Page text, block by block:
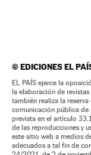
©EDICIONES EL
EL PAÍS ejerce la
la elaboración de
también realiza la
comunicación pública de
prevista en el artículo
de las reproducciones y
este sitio web a medios
adecuados a tal fin de